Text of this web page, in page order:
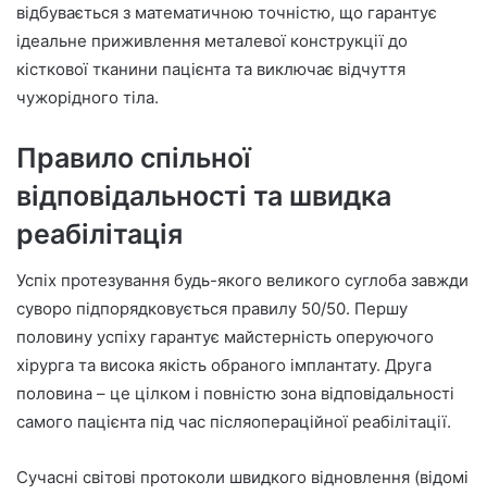
відбувається з математичною точністю, що гарантує
ідеальне приживлення металевої конструкції до
кісткової тканини пацієнта та виключає відчуття
чужорідного тіла.
Правило спільної
відповідальності та швидка
реабілітація
Успіх протезування будь-якого великого суглоба завжди
суворо підпорядковується правилу 50/50. Першу
половину успіху гарантує майстерність оперуючого
хірурга та висока якість обраного імплантату. Друга
половина – це цілком і повністю зона відповідальності
самого пацієнта під час післяопераційної реабілітації.
Сучасні світові протоколи швидкого відновлення (відомі